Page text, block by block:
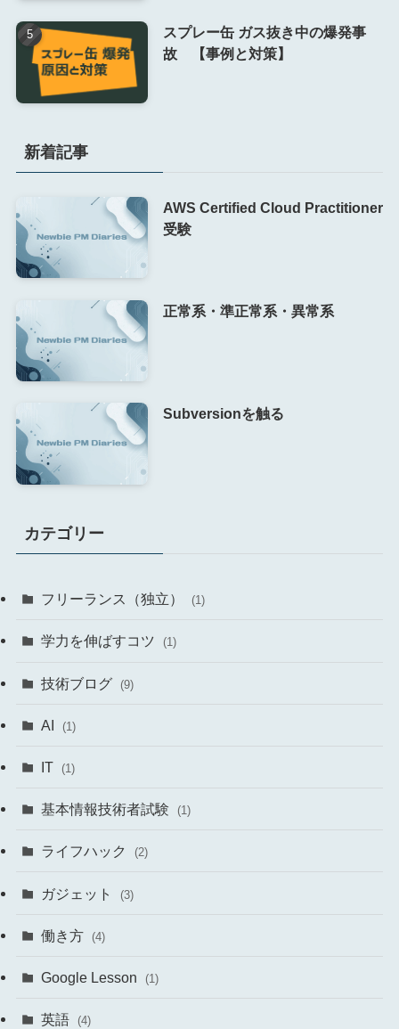
スプレー缶 ガス抜き中の爆発事
故 【事例と対策】
新着記事
AWS Certified Cloud Practitioner
受験
正常系・準正常系・異常系
Subversionを触る
カテゴリー
フリーランス（独立） (1)
学力を伸ばすコツ (1)
技術ブログ (9)
AI (1)
IT (1)
基本情報技術者試験 (1)
ライフハック (2)
ガジェット (3)
働き方 (4)
Google Lesson (1)
英語 (4)